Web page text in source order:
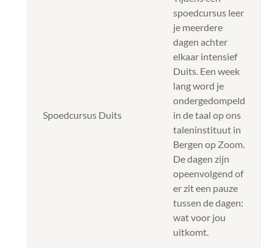
Spoedcursus Duits
spoedcursus leer
je meerdere
dagen achter
elkaar intensief
Duits. Een week
lang word je
ondergedompeld
in de taal op ons
taleninstituut in
Bergen op Zoom.
De dagen zijn
opeenvolgend of
er zit een pauze
tussen de dagen:
wat voor jou
uitkomt.